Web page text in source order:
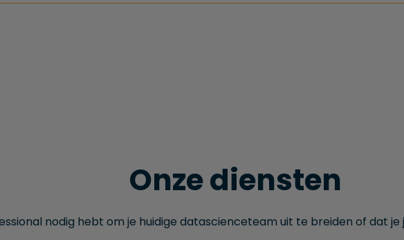
Onze diensten
nodig hebt om je huidige datascienceteam uit te breiden of dat